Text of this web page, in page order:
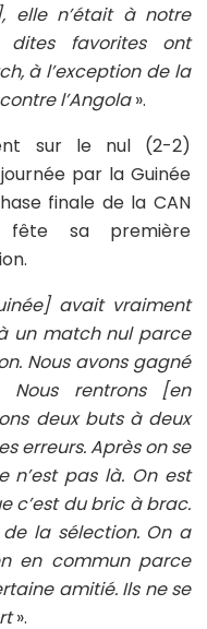
elle n’était à notre
dites favorites ont
à l’exception de la
l’Angola».
sur le nul (2-2)
par la Guinée
finale de la CAN
fête sa première
avait vraiment
un match nul parce
Nous avons gagné
Nous rentrons [en
deux buts à deux
erreurs. Après on se
n’est pas là. On est
c’est du bric à brac.
la sélection. On a
en commun parce
amitié. Ils ne se
».